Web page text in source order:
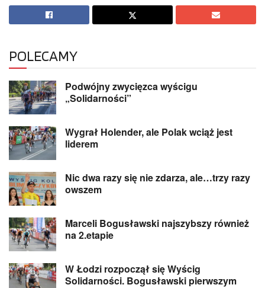
POLECAMY
Podwójny zwycięzca wyścigu
„Solidarności”
Wygrał Holender, ale Polak wciąż jest
liderem
Nic dwa razy się nie zdarza, ale…trzy razy
owszem
Marceli Bogusławski najszybszy również
na 2.etapie
W Łodzi rozpoczął się Wyścig
Solidarności. Bogusławski pierwszym